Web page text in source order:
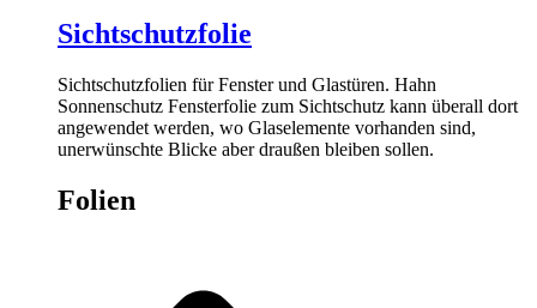
Sichtschutzfolie
Sichtschutzfolien für Fenster und Glastüren. Hahn
Sonnenschutz Fensterfolie zum Sichtschutz kann überall dort
angewendet werden, wo Glaselemente vorhanden sind,
unerwünschte Blicke aber draußen bleiben sollen.
Folien